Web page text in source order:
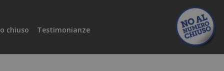
chiuso Testimonianze